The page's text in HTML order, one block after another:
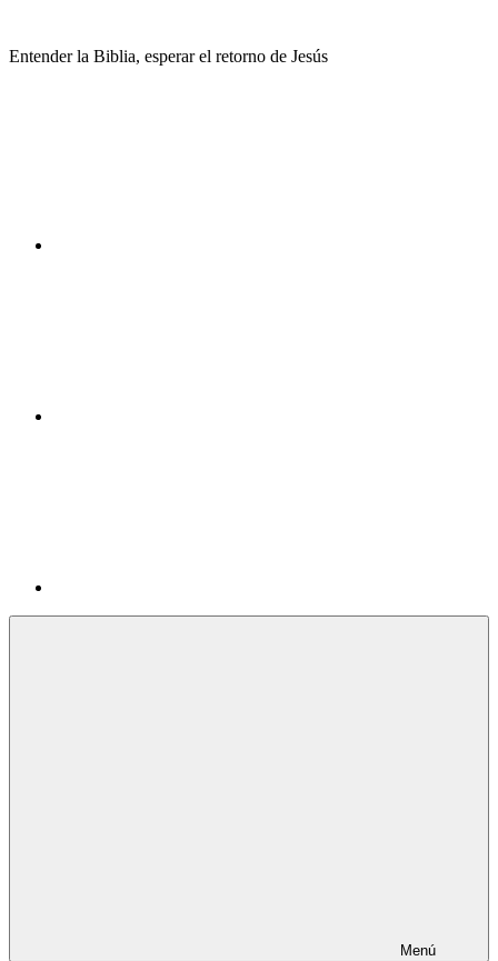
contenido
Entender la Biblia, esperar el retorno de Jesús
Menú